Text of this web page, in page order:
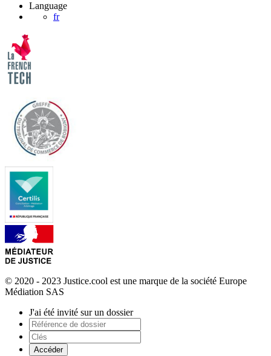
Language
fr
© 2020 - 2023 Justice.cool est une marque de la société Europe
Médiation SAS
J'ai été invité sur un dossier